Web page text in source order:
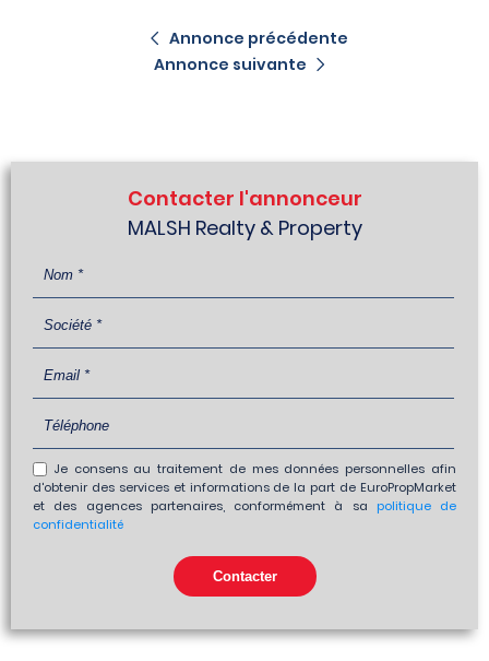
Annonce précédente
Annonce suivante
Contacter l'annonceur
MALSH Realty & Property
Je consens au traitement de mes données personnelles afin
d'obtenir des services et informations de la part de EuroPropMarket
et des agences partenaires, conformément à sa politique de
confidentialité